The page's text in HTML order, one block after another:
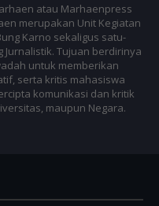
atau Marhaenpress
merupakan Unit Kegiatan
Karno sekaligus satu-
Tujuan berdirinya
untuk memberikan
serta kritis mahasiswa
komunikasi dan kritik
maupun Negara.